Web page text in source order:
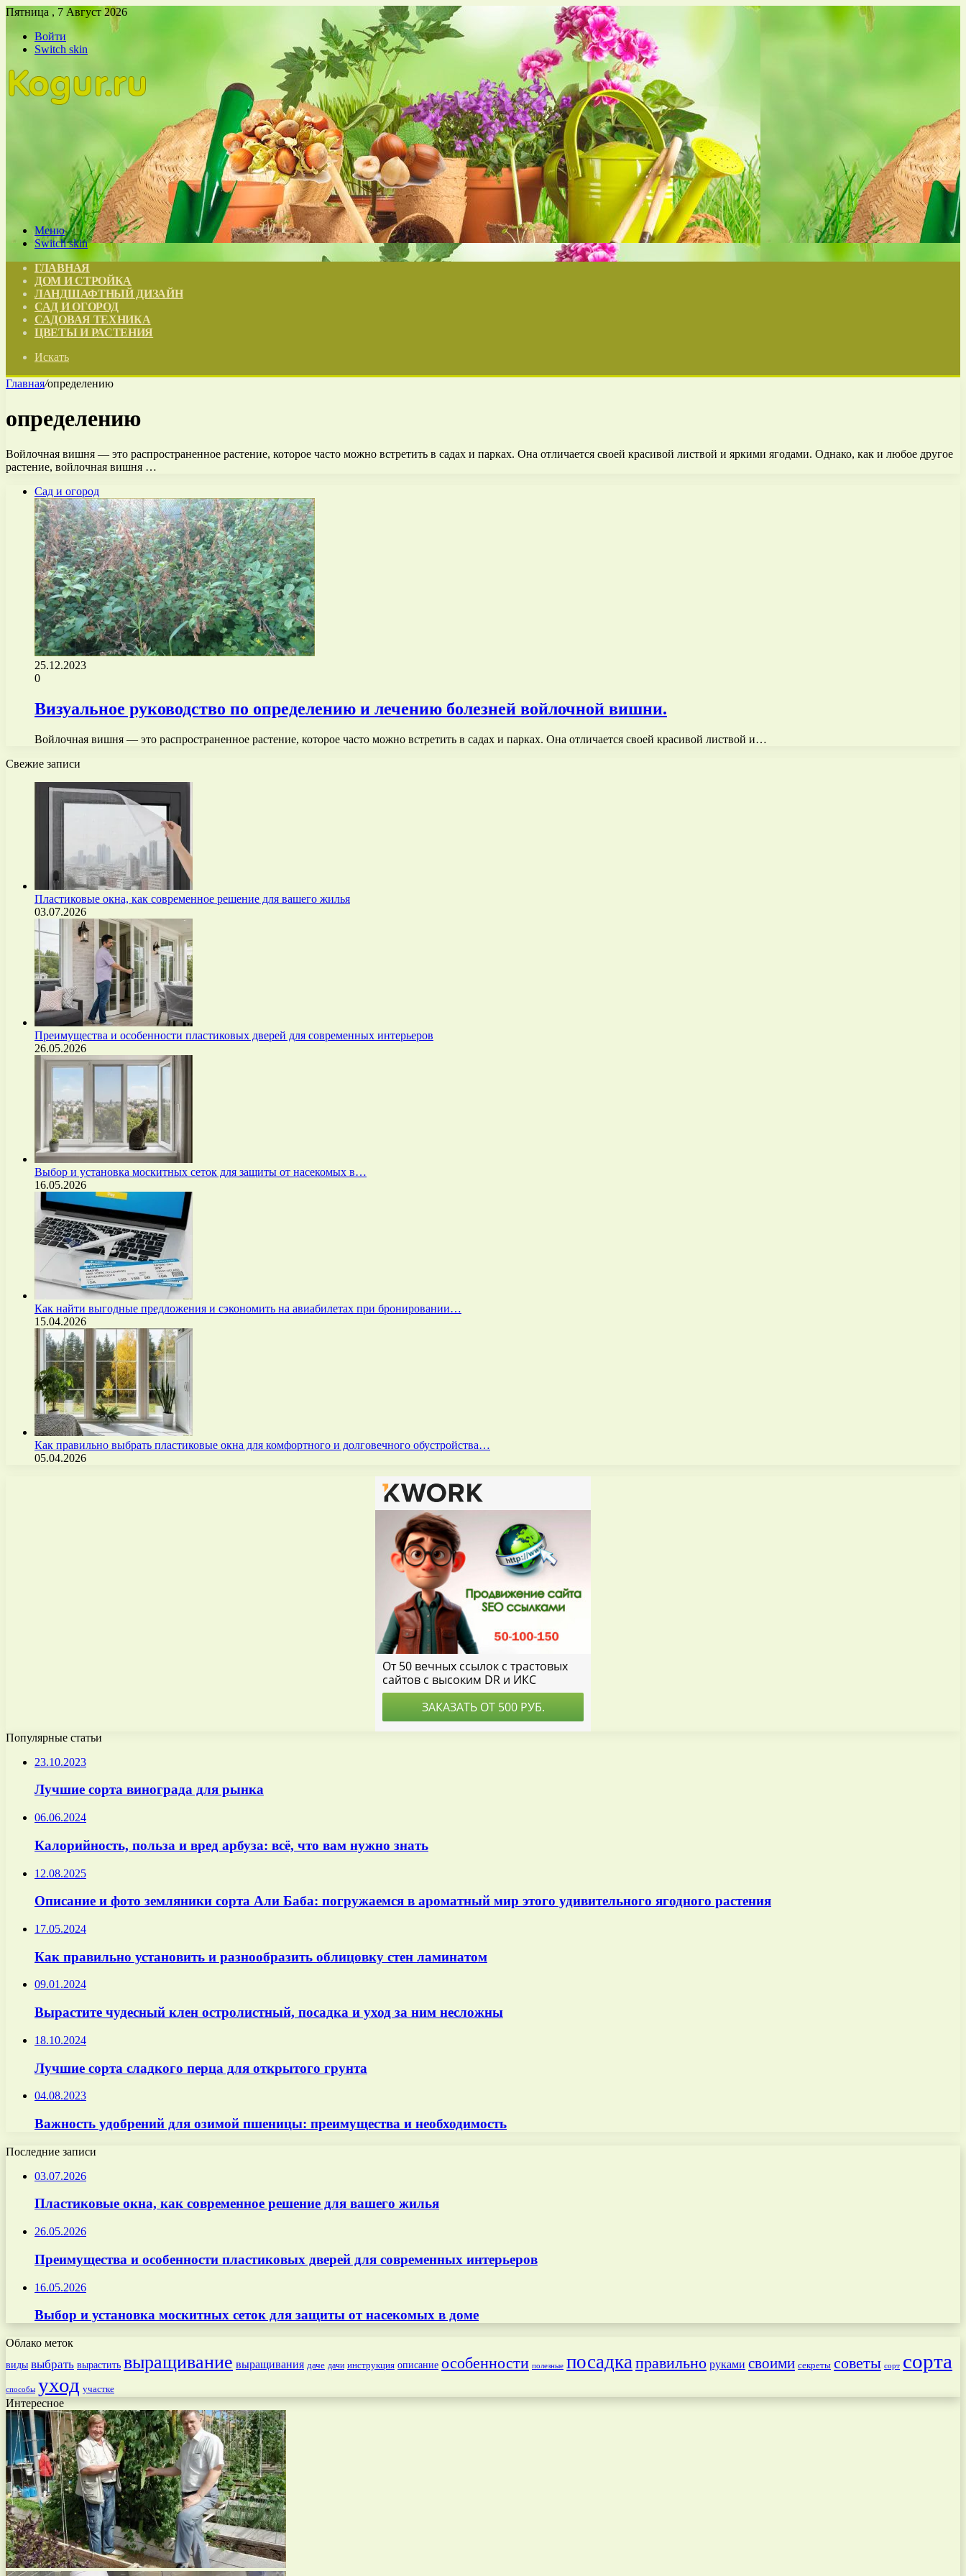
Пятница , 7 Август 2026
Войти
Switch skin
Меню
Switch skin
ГЛАВНАЯ
ДОМ И СТРОЙКА
ЛАНДШАФТНЫЙ ДИЗАЙН
САД И ОГОРОД
САДОВАЯ ТЕХНИКА
ЦВЕТЫ И РАСТЕНИЯ
Искать
Главная/определению
определению
Войлочная вишня — это распространенное растение, которое часто можно встретить в садах и парках. Она отличается своей красивой листвой и яркими ягодами. Однако, как и любое другое
растение, войлочная вишня …
Сад и огород
25.12.2023
0
Визуальное руководство по определению и лечению болезней войлочной вишни.
Войлочная вишня — это распространенное растение, которое часто можно встретить в садах и парках. Она отличается своей красивой листвой и…
Свежие записи
Пластиковые окна, как современное решение для вашего жилья
03.07.2026
Преимущества и особенности пластиковых дверей для современных интерьеров
26.05.2026
Выбор и установка москитных сеток для защиты от насекомых в…
16.05.2026
Как найти выгодные предложения и сэкономить на авиабилетах при бронировании…
15.04.2026
Как правильно выбрать пластиковые окна для комфортного и долговечного обустройства…
05.04.2026
Популярные статьи
23.10.2023
Лучшие сорта винограда для рынка
06.06.2024
Калорийность, польза и вред арбуза: всё, что вам нужно знать
12.08.2025
Описание и фото земляники сорта Али Баба: погружаемся в ароматный мир этого удивительного ягодного растения
17.05.2024
Как правильно установить и разнообразить облицовку стен ламинатом
09.01.2024
Вырастите чудесный клен остролистный, посадка и уход за ним несложны
18.10.2024
Лучшие сорта сладкого перца для открытого грунта
04.08.2023
Важность удобрений для озимой пшеницы: преимущества и необходимость
Последние записи
03.07.2026
Пластиковые окна, как современное решение для вашего жилья
26.05.2026
Преимущества и особенности пластиковых дверей для современных интерьеров
16.05.2026
Выбор и установка москитных сеток для защиты от насекомых в доме
Облако меток
виды выбрать вырастить выращивание выращивания даче дачи инструкция описание особенности полезные посадкаправильно руками своими секреты советы сорт сорта
способы уход участке
Интересное